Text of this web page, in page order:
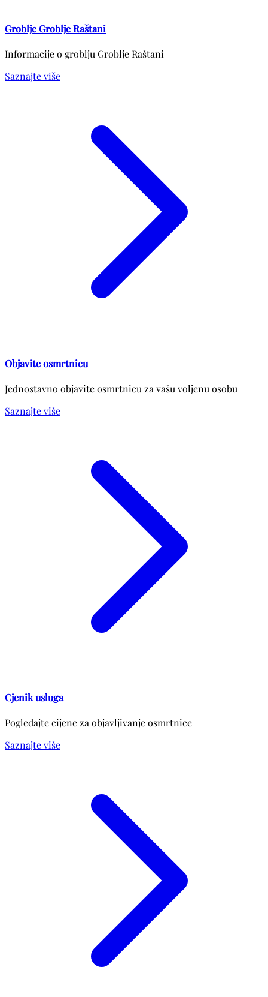
Groblje Groblje Raštani
Informacije o groblju Groblje Raštani
Saznajte više
Objavite osmrtnicu
Jednostavno objavite osmrtnicu za vašu voljenu osobu
Saznajte više
Cjenik usluga
Pogledajte cijene za objavljivanje osmrtnice
Saznajte više